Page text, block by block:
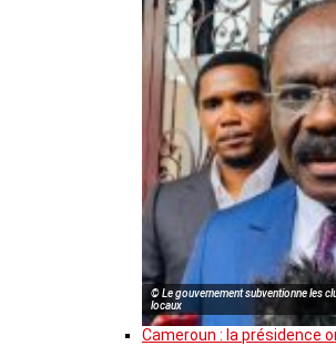
© Le gouvernement subventionne les
locaux
Cameroun : la présidence